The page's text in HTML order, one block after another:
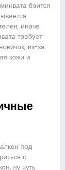
боится
иначе
требует
из-за
кожи и
под
с
ну чуть